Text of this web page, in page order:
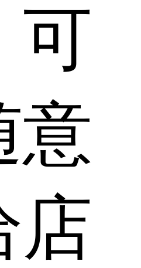
可
意
店